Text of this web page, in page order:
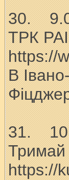
30.
ТРК РАІ
https://
В
31.
https://